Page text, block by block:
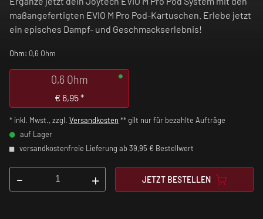
maßangefertigten EVIO M Pro Pod-Kartuschen. Erlebe jetzt
ein episches Dampf- und Geschmackserlebnis!
Ohm: 0,6 Ohm
0,6 Ohm
€ 6,95*
* inkl. Mwst., zzgl. Versandkosten ** gilt nur für bezahlte Aufträge
auf Lager
versandkostenfreie Lieferung ab 39,95 € Bestellwert
- + JETZT BESTELLEN